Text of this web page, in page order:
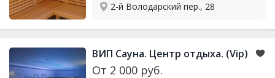
2-й Володарский пер., 28
ВИП Сауна. Центр отдыха. (Vip)
От 2 000 руб.